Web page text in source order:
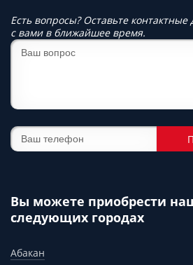
Есть вопросы? Оставьте
с вами в ближайшее время.
Вы можете приобрести
следующих городах
Абакан